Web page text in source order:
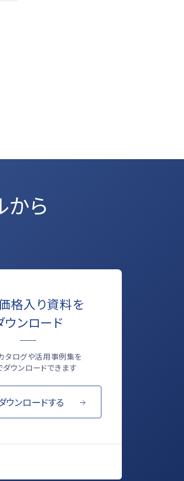
から
格入り資料を
ウンロード
タログや活用事例集を
ダウンロードできます
ウンロードする